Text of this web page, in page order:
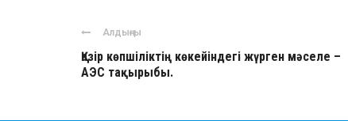
Алдыңғы
Қазір көпшіліктің көкейіндегі жүрген мәселе –
АЭС тақырыбы.